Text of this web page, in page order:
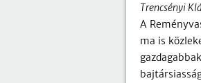
Trencsényi
A
ma is